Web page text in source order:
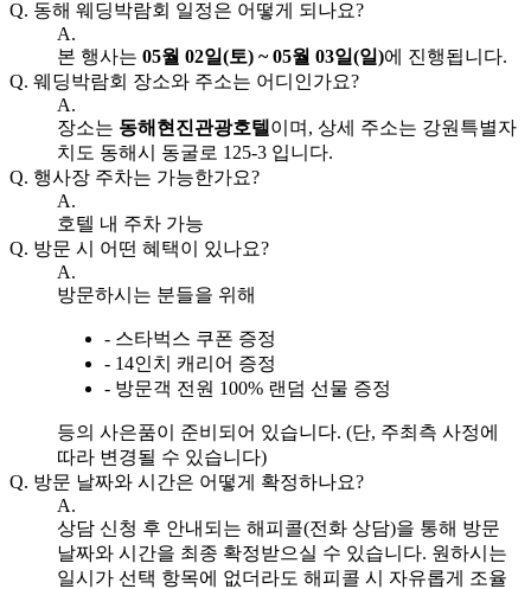
Q. 동해 웨딩박람회 일정은 어떻게 되나요?
A.
본 행사는 05월 02일(토) ~ 05월 03일(일)에 진행됩니다.
Q. 웨딩박람회 장소와 주소는 어디인가요?
A.
장소는 동해현진관광호텔 이며, 상세 주소는 강원특별자
치도 동해시 동굴로 125-3 입니다.
Q. 행사장 주차는 가능한가요?
A.
호텔 내 주차 가능
Q. 방문 시 어떤 혜택이 있나요?
A.
방문하시는 분들을 위해
- 스타벅스 쿠폰 증정
- 14인치 캐리어 증정
- 방문객 전원 100% 랜덤 선물 증정
등의 사은품이 준비되어 있습니다. (단, 주최측 사정에
따라 변경될 수 있습니다)
Q. 방문 날짜와 시간은 어떻게 확정하나요?
A.
상담 신청 후 안내되는 해피콜(전화 상담)을 통해 방문
날짜와 시간을 최종 확정받으실 수 있습니다. 원하시는
일시가 선택 항목에 없더라도 해피콜 시 자유롭게 조율